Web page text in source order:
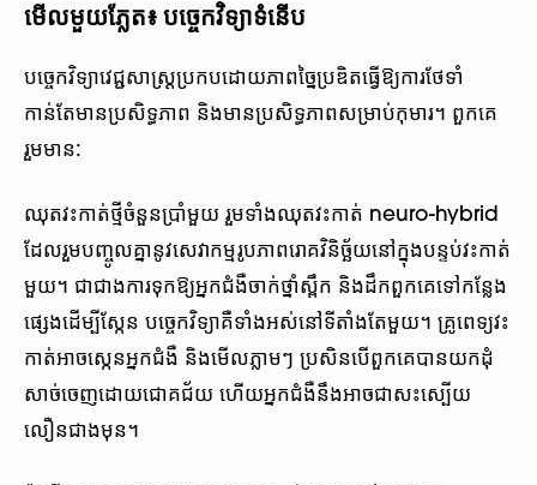
មើលមួយភ្លែត៖ បច្ចេកវិទ្យាទំនើប
បច្ចេកវិទ្យាវេជ្ជសាស្ត្រប្រកបដោយភាពច្នៃប្រឌិតធ្វើឱ្យការថែទាំ
កាន់តែមានប្រសិទ្ធភាព និងមានប្រសិទ្ធភាពសម្រាប់កុមារ។ ពួកគេ
រួមមាន:
ឈុតវះកាត់ថ្មីចំនួនប្រាំមួយ រួមទាំងឈុតវះកាត់ neuro-hybrid
ដែលរួមបញ្ចូលគ្នានូវសេវាកម្មរូបភាពរោគវិនិច្ឆ័យនៅក្នុងបន្ទប់វះកាត់
មួយ។ ជាជាង​ការ​ទុក​ឱ្យ​អ្នក​ជំងឺ​ចាក់ថ្នាំ​ស្ពឹក និង​ដឹក​ពួកគេ​ទៅ​កន្លែង​
ផ្សេង​ដើម្បី​ស្កែន បច្ចេកវិទ្យា​គឺ​ទាំងអស់​នៅ​ទីតាំង​តែមួយ។ គ្រូពេទ្យវះ
កាត់អាចស្កេនអ្នកជំងឺ និងមើលភ្លាមៗ ប្រសិនបើពួកគេបានយកដុំ
សាច់ចេញដោយជោគជ័យ ហើយអ្នកជំងឺនឹងអាចជាសះស្បើយ
លឿនជាងមុន។